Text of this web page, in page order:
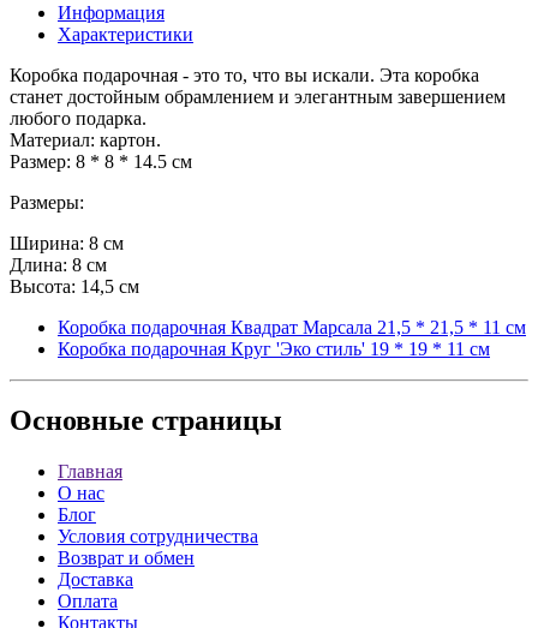
Информация
Характеристики
Коробка подарочная - это то, что вы искали. Эта коробка
станет достойным обрамлением и элегантным завершением
любого подарка.
Материал: картон.
Размер: 8 * 8 * 14.5 см
Размеры:
Ширина: 8 см
Длина: 8 см
Высота: 14,5 см
Коробка подарочная Квадрат Марсала 21,5 * 21,5 * 11 см
Коробка подарочная Круг 'Эко стиль' 19 * 19 * 11 см
Основные страницы
Главная
О нас
Блог
Условия сотрудничества
Возврат и обмен
Доставка
Оплата
Контакты